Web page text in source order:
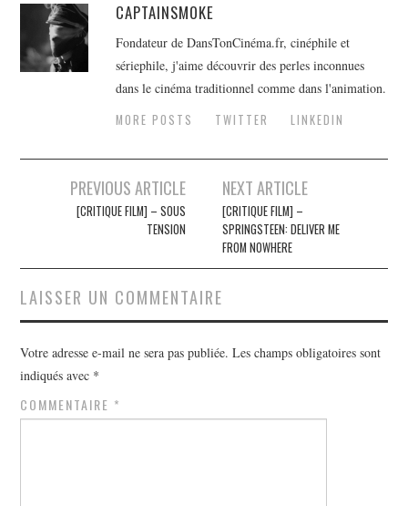
CAPTAINSMOKE
Fondateur de DansTonCinéma.fr, cinéphile et
sériephile, j'aime découvrir des perles inconnues
dans le cinéma traditionnel comme dans l'animation.
MORE POSTS
TWITTER LINKEDIN
Navigation
PREVIOUS ARTICLE
[CRITIQUE FILM] – SOUS
TENSION
NEXT ARTICLE
[CRITIQUE FILM] –
SPRINGSTEEN: DELIVER ME
FROM NOWHERE
LAISSER UN COMMENTAIRE
Votre adresse e-mail ne sera pas publiée. Les champs obligatoires sont
indiqués avec *
COMMENTAIRE *